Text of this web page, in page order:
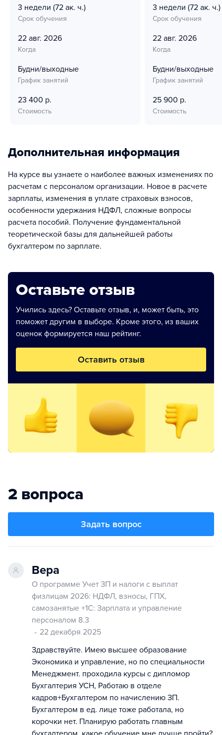
3 недели (72 ак. ч.)
Срок обучения
22 авг. 2026
Когда
Будни/выходные
График занятий
23 400 р.
Стоимость
3 недели (72 ак. ч.)
Срок обучения
22 авг. 2026
Когда
Будни/выходные
График занятий
25 900 р.
Стоимость
Дополнительная информация
На курсе вы узнаете о наиболее важных изменениях по
расчетам с персоналом организации. Новое в расчете
зарплаты, изменения в уплате страховых взносов,
особенности удержания НДФЛ, сложные вопросы
расчета пособий. Получение фундаментальной
теоретической базы для дальнейшей работы
бухгалтером по зарплате.
Оставьте отзыв
Учились здесь? Оставьте отзыв, и, может быть, это
поможет другим в выборе. Кроме этого, из ваших
оценок формируется наш рейтинг.
Оставить отзыв
2 вопроса
Задать вопрос
Вера
О программе Учет ЗП и налоги с выплат
физлицам 2026: НДФЛ, взносы, ГПХ,
самозанятые +1С: Зарплата и управление
персоналом 8.3
22 декабря 2025
Здравствуйте. Имею высшее образование
Экономика и управление, но по специальности
Менеджмент. проходила курсы с дипломор
Бухгалтерия УСН, Работаю в отделе
кадров+Бухгалтером по начислению ЗП.
Бухгалтером в ед. лице тоже работала, но
корочки нет. Планирую работать главным